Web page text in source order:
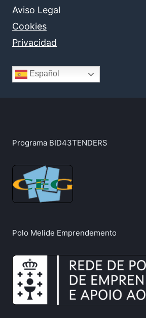
Aviso Legal
Cookies
Privacidad
Español
Programa BID43TENDERS
Polo Melide Emprendemento